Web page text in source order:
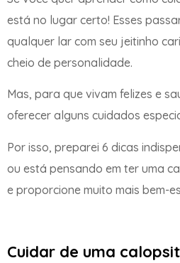
está no lugar certo! Esses
qualquer lar com seu jeitinho
cheio de personalidade.
Mas, para que vivam felizes e
oferecer alguns cuidados
Por isso, preparei 6 dicas
ou está pensando em ter uma
e proporcione muito mais bem-
Cuidar de uma